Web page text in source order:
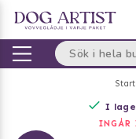
Start
I
INGÅR